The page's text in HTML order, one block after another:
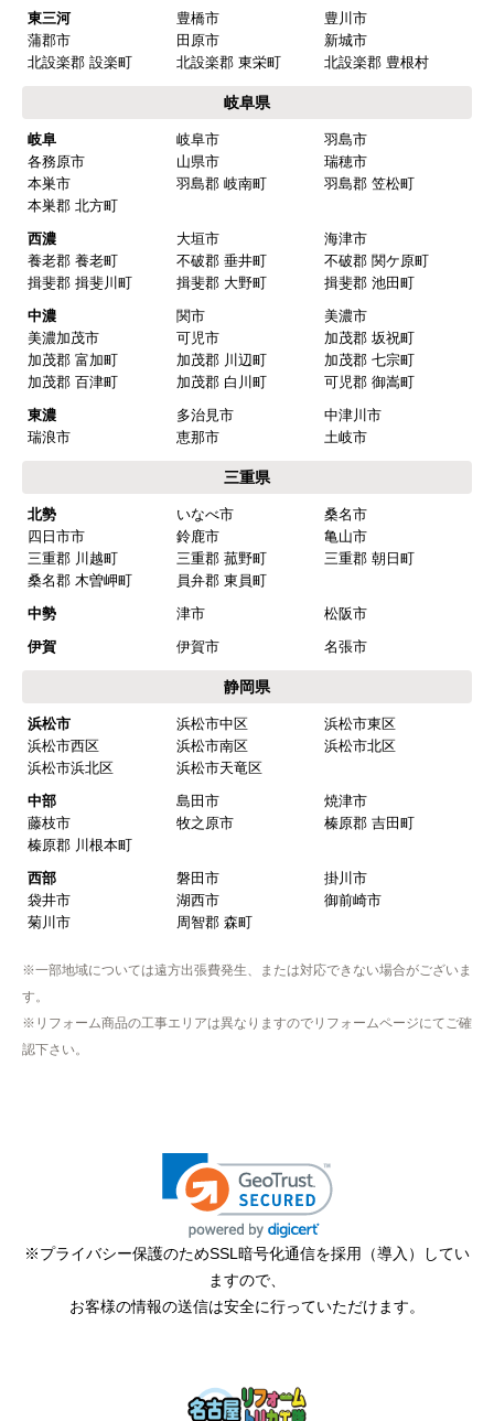
東三河 豊橋市
豊川市
蒲郡市
田原市
新城市
北設楽郡 設楽町
北設楽郡 東栄町 北設楽郡 豊根村
岐阜県
岐阜 岐阜市
羽島市
各務原市
山県市
瑞穂市
本巣市
羽島郡 岐南町
羽島郡 笠松町
本巣郡 北方町
西濃
大垣市
海津市
養老郡 養老町
不破郡 垂井町
不破郡 関ケ原町
揖斐郡 揖斐川町
揖斐郡 大野町
揖斐郡 池田町
中濃
関市
美濃市
美濃加茂市
可児市
加茂郡 坂祝町
加茂郡 富加町
加茂郡 川辺町
加茂郡 七宗町
加茂郡 百津町
加茂郡 白川町
可児郡 御嵩町
東濃
多治見市
中津川市
瑞浪市
恵那市 土岐市
三重県
北勢 いなべ市
桑名市
四日市市
鈴鹿市
亀山市
三重郡 川越町
三重郡 菰野町
三重郡 朝日町
桑名郡 木曽岬町
員弁郡 東員町
中勢
津市
松阪市
伊賀
伊賀市 名張市
静岡県
浜松市 浜松市中区
浜松市東区
浜松市西区
浜松市南区
浜松市北区
浜松市浜北区
浜松市天竜区
中部
島田市
焼津市
藤枝市
牧之原市
榛原郡 吉田町
榛原郡 川根本町
西部
磐田市
掛川市
袋井市
湖西市
御前崎市
菊川市
周智郡 森町
※一部地域については遠方出張費発生、または対応できない場合がございま
す。
※リフォーム商品の工事エリアは異なりますのでリフォームページにてご確
認下さい。
※プライバシー保護のためSSL暗号化通信を採用（導入）してい
ますので、
お客様の情報の送信は安全に行っていただけます。